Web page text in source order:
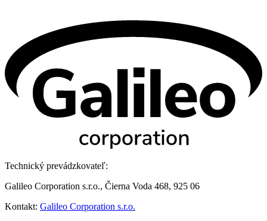
Technický prevádzkovateľ:
Galileo Corporation s.r.o., Čierna Voda 468, 925 06
Kontakt: Galileo Corporation s.r.o.